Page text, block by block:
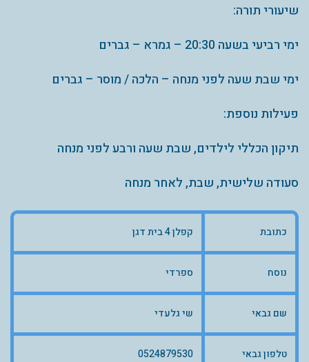
שיעורי תורה:
ימי רביעי בשעה 20:30 – גמרא – גברים
ימי שבת שעה לפני מנחה – הלכה / מוסר – גברים
פעילות נוספת:
תיקון הכללי לילדים, שבת שעה ורבע לפני מנחה
סעודה שלישית, שבת, לאחר מנחה
כתובת קפלן 4 בית דגן
נוסח ספרדי
שם גבאי שי גלעדי
טלפון גבאי 0524879530